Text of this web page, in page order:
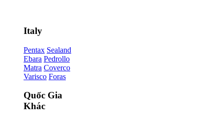
Italy
Pentax Sealand
Ebara Pedrollo
Matra Coverco
Varisco Foras
Quốc Gia
Khác